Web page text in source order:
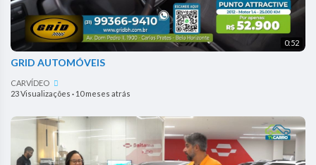
0:52
GRID AUTOMÓVEIS
CARVÍDEO
23 Visualizações · 10 meses atrás